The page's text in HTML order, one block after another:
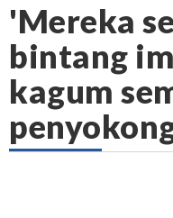
'Mereka
bintang
kagum